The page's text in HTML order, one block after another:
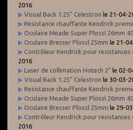
2016
Visual Back 1.25" Celestron le 21-04-
Resistance chauffante Kendrick
Oculaire Meade Super Plossl 26mm
Oculaire Bresser Plossl 25mm le 21-
Contrôleur Kendrick pour resistances
2016
Laser de collimation Hotech 2" le 02-
Visual Back 1.25" Celestron le 30-03-
Resistance chauffante Kendrick
Oculaire Meade Super Plossl 26mm
Oculaire Bresser Plossl 25mm le 29-
Contrôleur Kendrick pour resistances
2016